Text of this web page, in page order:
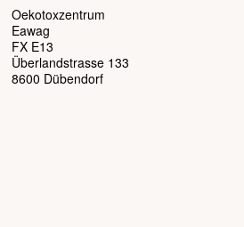
Oekotoxzentrum
Eawag
FX E13
Überlandstrasse 133
8600 Dübendorf